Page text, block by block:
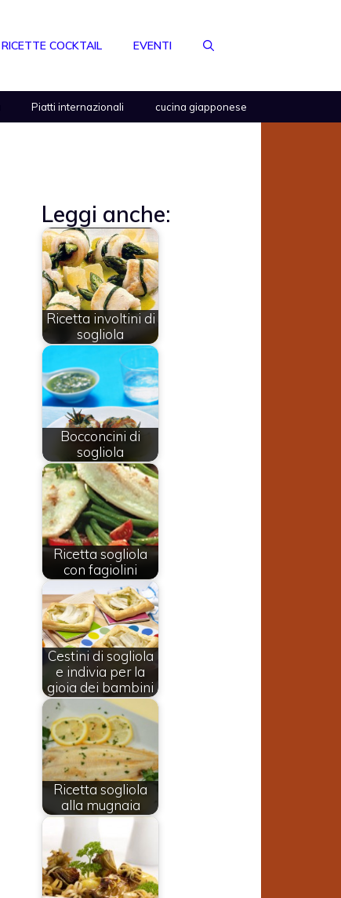
RICETTE COCKTAIL EVENTI
Piatti internazionali cucina giapponese
Leggi anche:
Ricetta involtini di
sogliola
Bocconcini di
sogliola
Ricetta sogliola
con fagiolini
Cestini di sogliola
e indivia per la
gioia dei bambini
Ricetta sogliola
alla mugnaia